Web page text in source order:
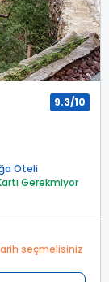
9.3/10
Oteli
Gerekmiyor
seçmelisiniz